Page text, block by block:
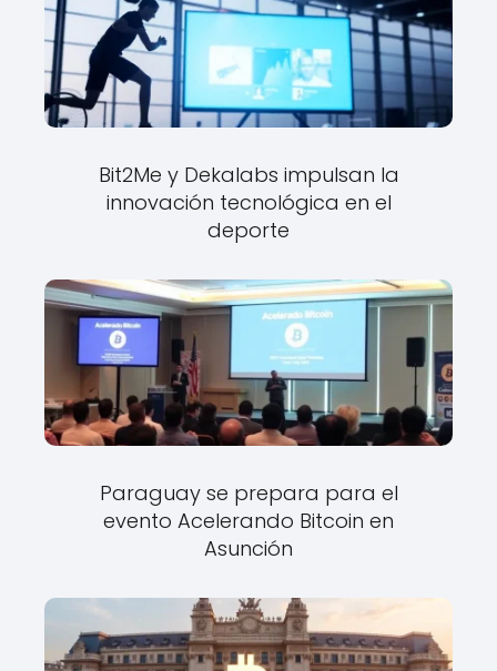
Bit2Me y Dekalabs impulsan la
innovación tecnológica en el
deporte
Paraguay se prepara para el
evento Acelerando Bitcoin en
Asunción